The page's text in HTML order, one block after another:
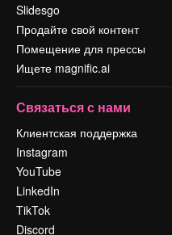
Slidesgo
Продайте свой контент
Помещение для прессы
Ищете magnific.ai
Связаться с нами
Клиентская поддержка
Instagram
YouTube
LinkedIn
TikTok
Discord